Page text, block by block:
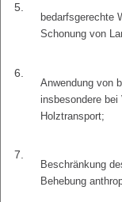
5.
bedarfsgerechte
Schonung von
6.
Anwendung von
insbesondere bei
Holztransport;
7.
Beschränkung
Behebung